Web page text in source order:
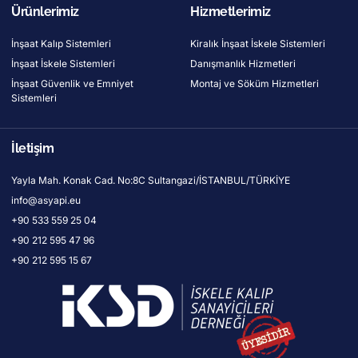
Ürünlerimiz
İnşaat Kalıp Sistemleri
İnşaat İskele Sistemleri
İnşaat Güvenlik ve Emniyet
Sistemleri
Hizmetlerimiz
Kiralık İnşaat İskele Sistemleri
Danışmanlık Hizmetleri
Montaj ve Söküm Hizmetleri
İletişim
Yayla Mah. Konak Cad. No:8C Sultangazi/İSTANBUL/TÜRKİYE
info@asyapi.eu
+90 533 559 25 04
+90 212 595 47 96
+90 212 595 15 67